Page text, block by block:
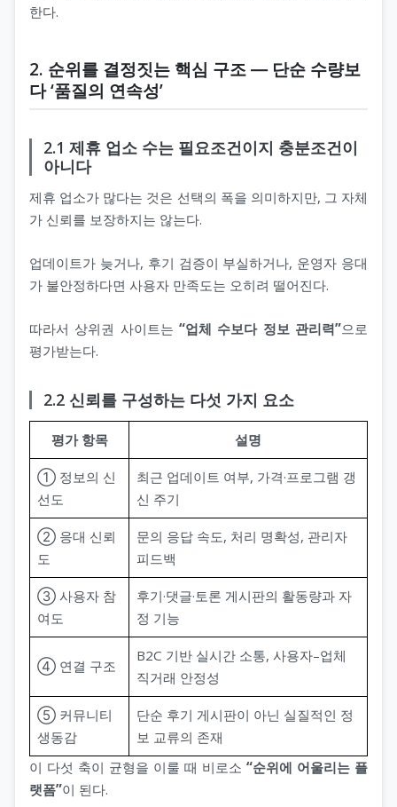
한다.
2. 순위를 결정짓는 핵심 구조 ― 단순 수량보
다 ‘품질의 연속성’
2.1 제휴 업소 수는 필요조건이지 충분조건이
아니다
제휴 업소가 많다는 것은 선택의 폭을 의미하지만, 그 자체
가 신뢰를 보장하지는 않는다.
업데이트가 늦거나, 후기 검증이 부실하거나, 운영자 응대
가 불안정하다면 사용자 만족도는 오히려 떨어진다.
따라서 상위권 사이트는 “업체 수보다 정보 관리력”으로
평가받는다.
2.2 신뢰를 구성하는 다섯 가지 요소
평가 항목 설명
① 정보의 신
선도
최근 업데이트 여부, 가격·프로그램 갱
신 주기
② 응대 신뢰
도
문의 응답 속도, 처리 명확성, 관리자
피드백
③ 사용자 참
여도
후기·댓글·토론 게시판의 활동량과 자
정 기능
④ 연결 구조
B2C 기반 실시간 소통, 사용자–업체
직거래 안정성
⑤ 커뮤니티
생동감
단순 후기 게시판이 아닌 실질적인 정
보 교류의 존재
이 다섯 축이 균형을 이룰 때 비로소 “순위에 어울리는 플
랫폼”이 된다.